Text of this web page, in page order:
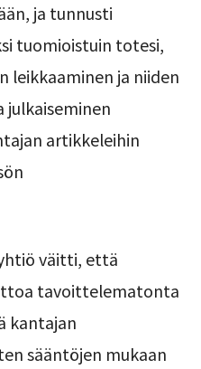
ja tunnusti
tuomioistuin totesi,
leikkaaminen ja niiden
julkaiseminen
artikkeleihin
väitti, että
tavoittelematonta
kantajan
sääntöjen mukaan